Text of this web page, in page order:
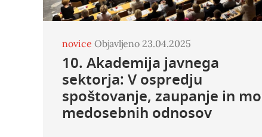
novice Objavljeno 23.04.2025
10. Akademija javnega
sektorja: V ospredju
spoštovanje, zaupanje in
medosebnih odnosov